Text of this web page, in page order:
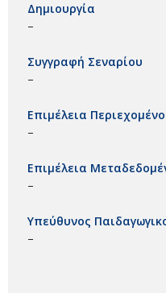
Δημιουργία
–
Συγγραφή Σεναρίου
–
Επιμέλεια
–
Επιμέλεια
–
Υπεύθυνος
–